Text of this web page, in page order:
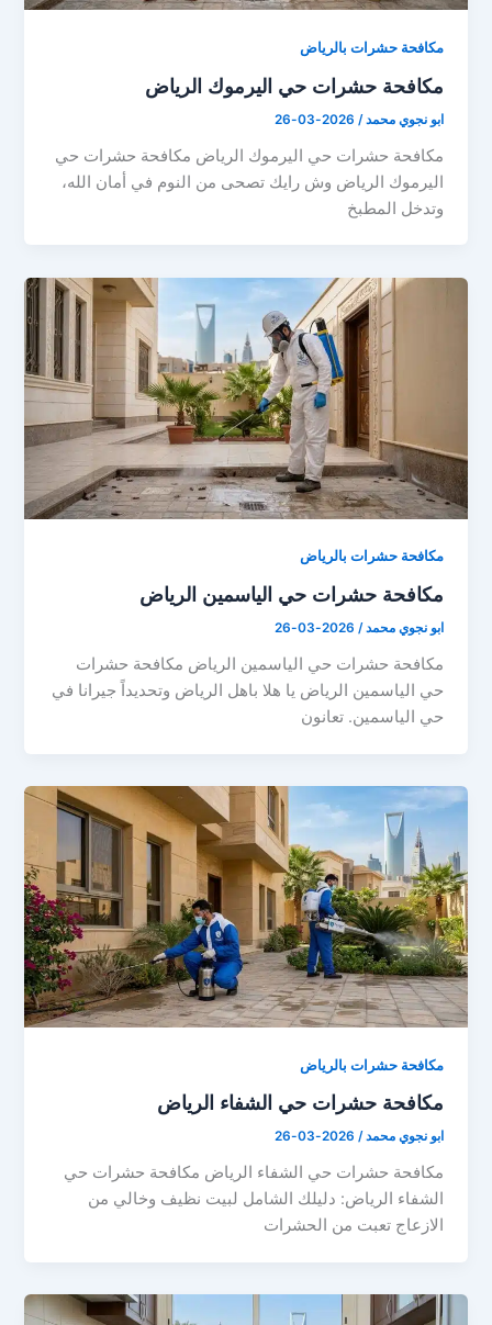
مكافحة حشرات بالرياض
مكافحة حشرات حي اليرموك الرياض
ابو نجوي محمد/
2026-03-26
مكافحة حشرات حي اليرموك الرياض مكافحة حشرات حي
اليرموك الرياض وش رايك تصحى من النوم في أمان الله،
وتدخل المطبخ
مكافحة حشرات بالرياض
مكافحة حشرات حي الياسمين الرياض
ابو نجوي محمد/
2026-03-26
مكافحة حشرات حي الياسمين الرياض مكافحة حشرات
حي الياسمين الرياض يا هلا باهل الرياض وتحديداً جيرانا في
حي الياسمين. تعانون
مكافحة حشرات بالرياض
مكافحة حشرات حي الشفاء الرياض
ابو نجوي محمد/
2026-03-26
مكافحة حشرات حي الشفاء الرياض مكافحة حشرات حي
الشفاء الرياض: دليلك الشامل لبيت نظيف وخالي من
الازعاج تعبت من الحشرات